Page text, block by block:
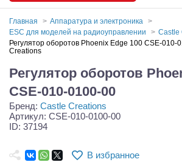
Автомодели
Запчасти и аксессуары
Игрушки
Самолеты
Главная
Аппаратура и электроника
ESC для моделей на радиоуправлении
Castle
Регулятор оборотов Phoenix Edge 100 CSE-010-
Creations
Регулятор оборотов
CSE-010-0100-00
Бренд: Castle Creations
Артикул: CSE-010-0100-00
ID: 37194
В избранное